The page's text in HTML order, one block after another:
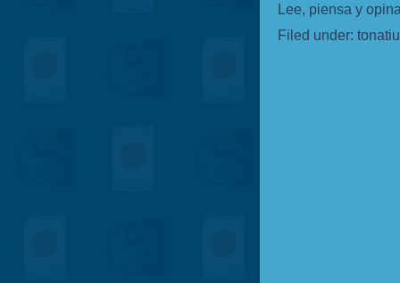
Lee, piensa y
Filed under: